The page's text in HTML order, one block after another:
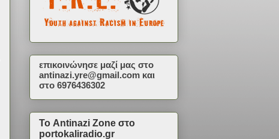
επικοινώνησε μαζί μας στο
antinazi.yre@gmail.com και
στο 6976436302
Το Antinazi Zone στο
portokaliradio.gr